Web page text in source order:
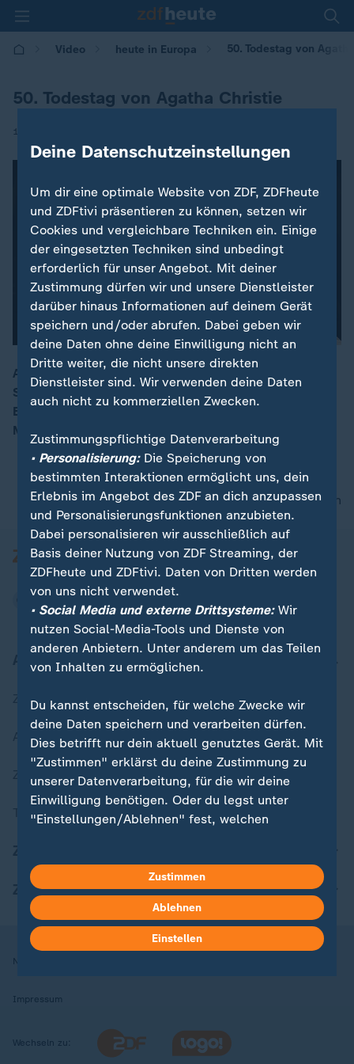
Video heute in Europa 50. Todestag von
50. Todestag von Agatha Christie
12.01.2026 | 16:00
00:15
Am 12. Januar 1976 starb die berühmte Krimiautorin.
Sie schrieb 29 Theaterstücke und 66 Detektivromane.
Bis heute haben sich ihre Werke etwa zwei Milliarden
Mal verkauft.
nach oben
Aktuell bei ZDFheute
Zuletzt veröffentlicht
Aktuelle Sendungs-Videos
ZDFheute Stories
Themen im Überblick
ZDFheute Apps
Nutzungsbedingungen
Impressum
Wechseln zu:
Deine Datenschutzeinstellungen
Um dir eine optimale Website von ZDF, ZDFheute
und ZDFtivi präsentieren zu können, setzen wir
Cookies und vergleichbare Techniken ein. Einige
der eingesetzten Techniken sind unbedingt
erforderlich für unser Angebot. Mit deiner
Zustimmung dürfen wir und unsere Dienstleister
darüber hinaus Informationen auf deinem Gerät
speichern und/oder abrufen. Dabei geben wir
deine Daten ohne deine Einwilligung nicht an
Dritte weiter, die nicht unsere direkten
Dienstleister sind. Wir verwenden deine Daten
auch nicht zu kommerziellen Zwecken.
Zustimmungspflichtige Datenverarbeitung
• Personalisierung:Die Speicherung von
bestimmten Interaktionen ermöglicht uns, dein
Erlebnis im Angebot des ZDF an dich anzupassen
und Personalisierungsfunktionen anzubieten.
Dabei personalisieren wir ausschließlich auf
Basis deiner Nutzung von ZDF Streaming, der
ZDFheute und ZDFtivi. Daten von Dritten werden
von uns nicht verwendet.
• Social Media und externe Drittsysteme:Wir
nutzen Social-Media-Tools und Dienste von
anderen Anbietern. Unter anderem um das Teilen
von Inhalten zu ermöglichen.
Du kannst entscheiden, für welche Zwecke wir
deine Daten speichern und verarbeiten dürfen.
Dies betrifft nur dein aktuell genutztes Gerät. Mit
"Zustimmen" erklärst du deine Zustimmung zu
unserer Datenverarbeitung, für die wir deine
Einwilligung benötigen. Oder du legst unter
"Einstellungen/Ablehnen" fest, welchen
kannst du jederzeit mit Wirkung für die Zukunft
in deinen Einstellungen widerrufen oder ändern.
Hier findest du das Impressum.
Weitere Informationen findest du in unserer
Zustimmen
Ablehnen
Einstellen